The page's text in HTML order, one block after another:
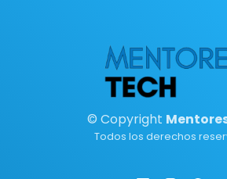
© Copyright
Todos los derechos